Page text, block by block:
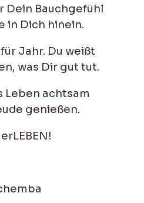
Dein Bauchgefühl
in Dich hinein.
Jahr. Du weißt
was Dir gut tut.
Leben achtsam
genießen.